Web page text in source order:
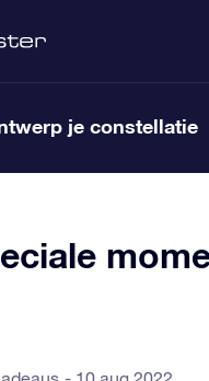
je constellatie